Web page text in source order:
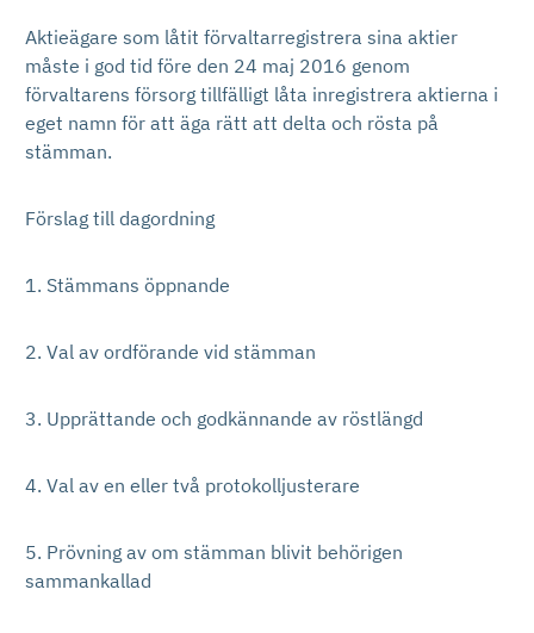
Aktieägare som låtit förvaltarregistrera sina aktier
måste i god tid före den 24 maj 2016 genom
förvaltarens försorg tillfälligt låta inregistrera aktierna i
eget namn för att äga rätt att delta och rösta på
stämman.
Förslag till dagordning
1. Stämmans öppnande
2. Val av ordförande vid stämman
3. Upprättande och godkännande av röstlängd
4. Val av en eller två protokolljusterare
5. Prövning av om stämman blivit behörigen
sammankallad